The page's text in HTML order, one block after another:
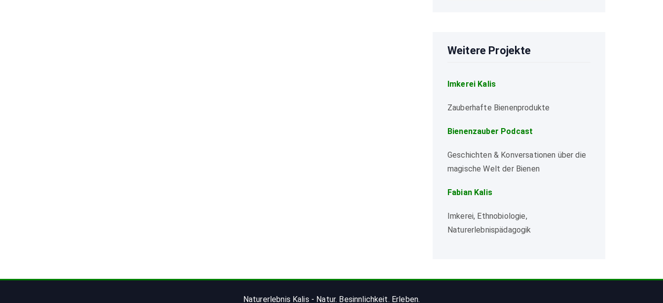
Weitere Projekte
Imkerei Kalis
Zauberhafte Bienenprodukte
Bienenzauber Podcast
Geschichten & Konversationen über die
magische Welt der Bienen
Fabian Kalis
Imkerei, Ethnobiologie,
Naturerlebnispädagogik
Naturerlebnis Kalis - Natur. Besinnlichkeit. Erleben.